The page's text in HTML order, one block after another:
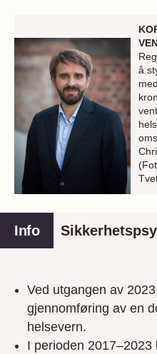
å
Info
Ved utgangen av
gjennomføring av en
helsevern.
I perioden